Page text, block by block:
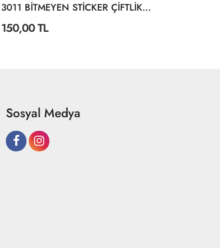
3011 BİTMEYEN STİCKER ÇİFTLİKTE YAŞAM
150,00 TL
Sosyal Medya